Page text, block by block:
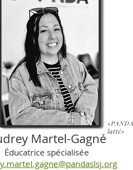
«PANDA
latté»
Martel-Gagné
Éducatrice spécialisée